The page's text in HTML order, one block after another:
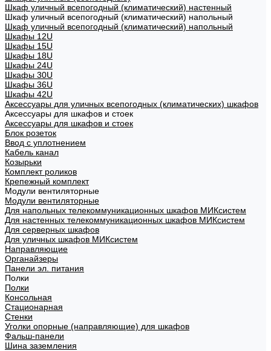
Шкаф уличный всепогодный (климатический) настенный
Шкаф уличный всепогодный (климатический) напольный
Шкаф уличный всепогодный (климатический) напольный
Шкафы 12U
Шкафы 15U
Шкафы 18U
Шкафы 24U
Шкафы 30U
Шкафы 36U
Шкафы 42U
Аксессуары для уличных всепогодных (климатических) шкафов
Аксессуары для шкафов и стоек
Аксессуары для шкафов и стоек
Блок розеток
Ввод с уплотнением
Кабель канал
Козырьки
Комплект роликов
Крепежный комплект
Модули вентиляторные
Модули вентиляторные
Для напольных телекоммуникационных шкафов МИКсистем
Для настенных телекоммуникационных шкафов МИКсистем
Для серверных шкафов
Для уличных шкафов МИКсистем
Направляющие
Органайзеры
Панели эл. питания
Полки
Полки
Консольная
Стационарная
Стенки
Уголки опорные (направляющие) для шкафов
Фальш-панели
Шина заземления